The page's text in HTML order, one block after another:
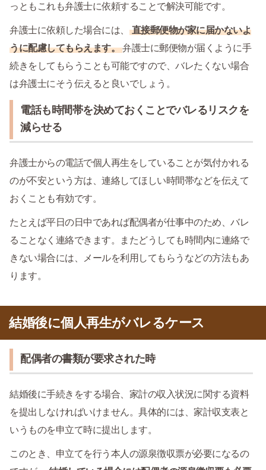
っともこれも弁護士に依頼することで解決可能です。
弁護士に依頼した場合には、
直接郵便物が家に届かないよ
うに配慮してもらえます。 弁護士に郵便物が届くように手
続きをしてもらうことも可能ですので、バレたくない場合
は弁護士にそう伝えると良いでしょう。
電話も時間帯を決めておくことでバレるリスクを
減らせる
弁護士からの電話で個人再生をしていることが気付かれる
のが不安という方は、連絡してほしい時間帯などを伝えて
おくことも有効です。
たとえば平日の日中であれば配偶者が仕事中のため、バレ
ることなく連絡できます。またどうしても時間内に連絡で
きない場合には、メールを利用してもらうなどの方法もあ
ります。
結婚後に個人再生がバレるケース
配偶者の書類が要求された時
結婚後に手続きをする場合、家計の収入状況に関する資料
を提出しなければいけません。具体的には、家計収支表と
いうものを申立て時に提出します。
このとき、申立てを行う本人の源泉徴収票が必要になるの